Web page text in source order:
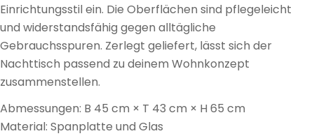
Einrichtungsstil ein. Die Oberflächen sind pflegeleicht
und widerstandsfähig gegen alltägliche
Gebrauchsspuren. Zerlegt geliefert, lässt sich der
Nachttisch passend zu deinem Wohnkonzept
zusammenstellen.
Abmessungen: B 45 cm × T 43 cm × H 65 cm
Material: Spanplatte und Glas